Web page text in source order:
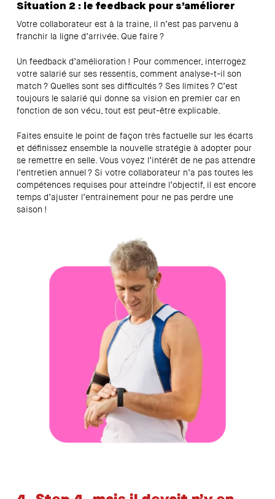
Situation 2 : le feedback pour s’améliorer
Votre collaborateur est à la traine, il n’est pas parvenu à
franchir la ligne d’arrivée. Que faire ?
Un feedback d’amélioration ! Pour commencer, interrogez
votre salarié sur ses ressentis, comment analyse-t-il son
match ? Quelles sont ses difficultés ? Ses limites ? C’est
toujours le salarié qui donne sa vision en premier car en
fonction de son vécu, tout est peut-être explicable.
Faites ensuite le point de façon très factuelle sur les écarts
et définissez ensemble la nouvelle stratégie à adopter pour
se remettre en selle. Vous voyez l’intérêt de ne pas attendre
l’entretien annuel ? Si votre collaborateur n’a pas toutes les
compétences requises pour atteindre l’objectif, il est encore
temps d’ajuster l’entrainement pour ne pas perdre une
saison !